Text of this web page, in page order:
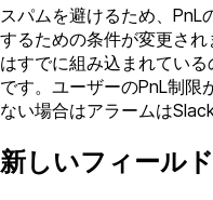
スパムを避けるため、PnL
するための条件が変更さ
はすでに組み込まれてい
です。ユーザーのPnL制限
ない場合はアラームは
新しいフィールド